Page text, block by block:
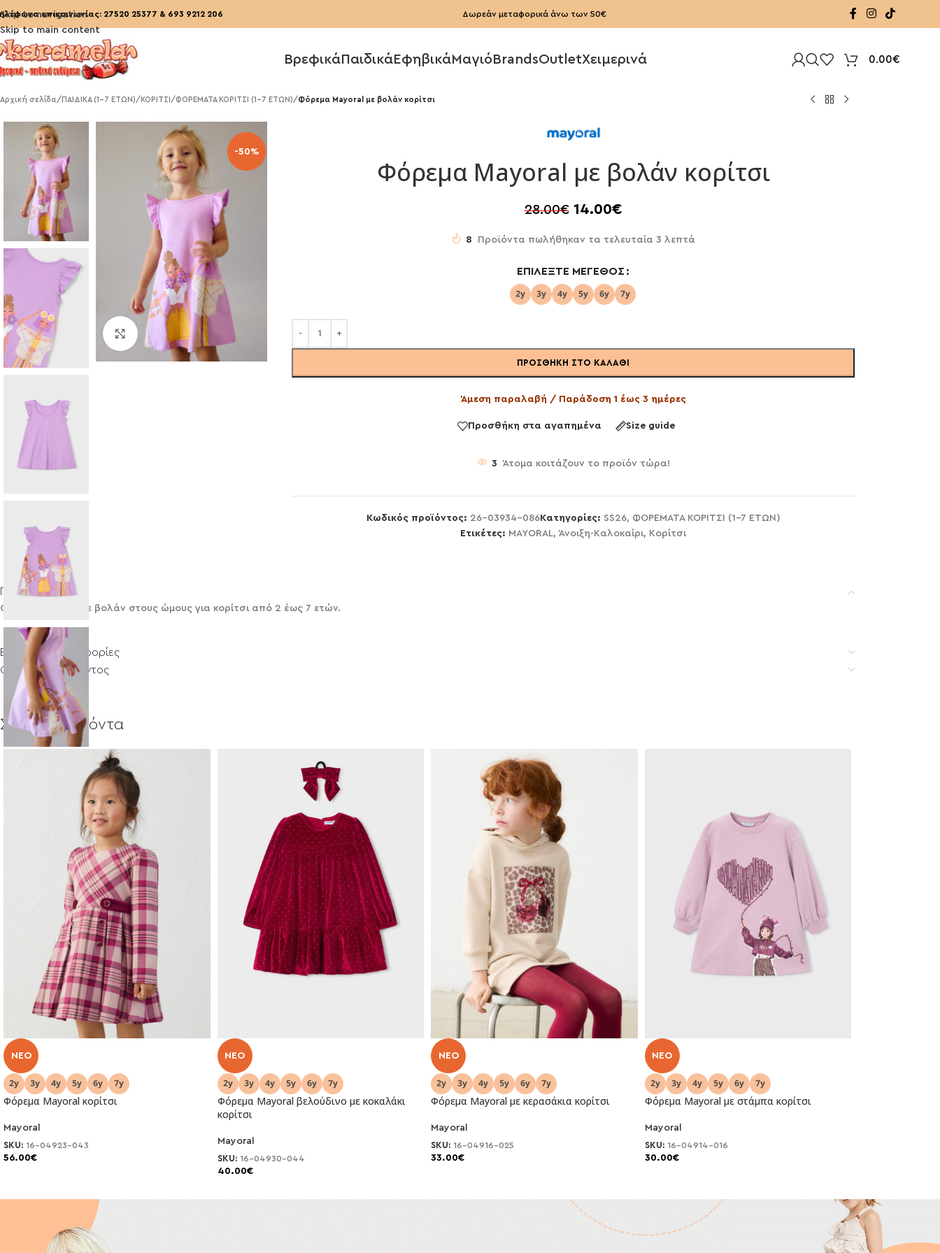
Skip to navigation
Skip to main content
επικοινωνίας: 27520 25377 & 693 9212 206 Δωρεάν μεταφορικά άνω των 50€
Βρεφικά Παιδικά ΕφηβικάΜαγιό BrandsOutletΧειμερινά 0.00€
Αρχική σελίδα/ ΠΑΙΔΙΚΑ (1-7 ΕΤΩΝ)/ ΚΟΡΙΤΣΙ /ΦΟΡΕΜΑΤΑ ΚΟΡΙΤΣΙ (1-7 ΕΤΩΝ)/Φόρεμα Mayoral με βολάν κορίτσι
-50%
Click to enlarge
Φόρεμα Mayoral με βολάν κορίτσι
28.00€ 14.00€
8 Προϊόντα πωλήθηκαν τα τελευταία 3 λεπτά
ΕΠΙΛΈΞΤΕ ΜΈΓΕΘΟΣ
ΠΡΟΣΘΉΚΗ ΣΤΟ ΚΑΛΆΘΙ
Άμεση παραλαβή / Παράδοση 1 έως 3 ημέρες
Προσθήκη στα αγαπημένα Size guide
3 Άτομα κοιτάζουν το προϊόν τώρα!
Κωδικός προϊόντος: 26-03934-086Κατηγορίες: SS26, ΦΟΡΕΜΑΤΑ ΚΟΡΙΤΣΙ (1-7 ΕΤΩΝ)
Ετικέτες: MAYORAL, Άνοιξη-Καλοκαίρι, Κορίτσι
Περιγραφή
Φόρεμα Mayoral με βολάν στους ώμους για κορίτσι από 2 έως 7 ετών.
Επιπλέον πληροφορίες
Φροντίδα προϊόντος
Σχετικά προϊόντα
NEO
Φόρεμα Mayoral κορίτσι
Mayoral
SKU: 16-04923-043
56.00€
NEO
Φόρεμα Mayoral βελούδινο με κοκαλάκι
κορίτσι
Mayoral
SKU: 16-04930-044
40.00€
NEO
Φόρεμα Mayoral με κερασάκια κορίτσι
Mayoral
SKU: 16-04916-025
33.00€
NEO
Φόρεμα Mayoral με στάμπα κορίτσι
Mayoral
SKU: 16-04914-016
30.00€